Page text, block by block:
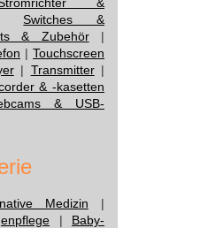
Switches &
& Zubehör|
| Touchscreen
| Transmitter|
& -kasetten
& USB-
Medizin |
| Baby-